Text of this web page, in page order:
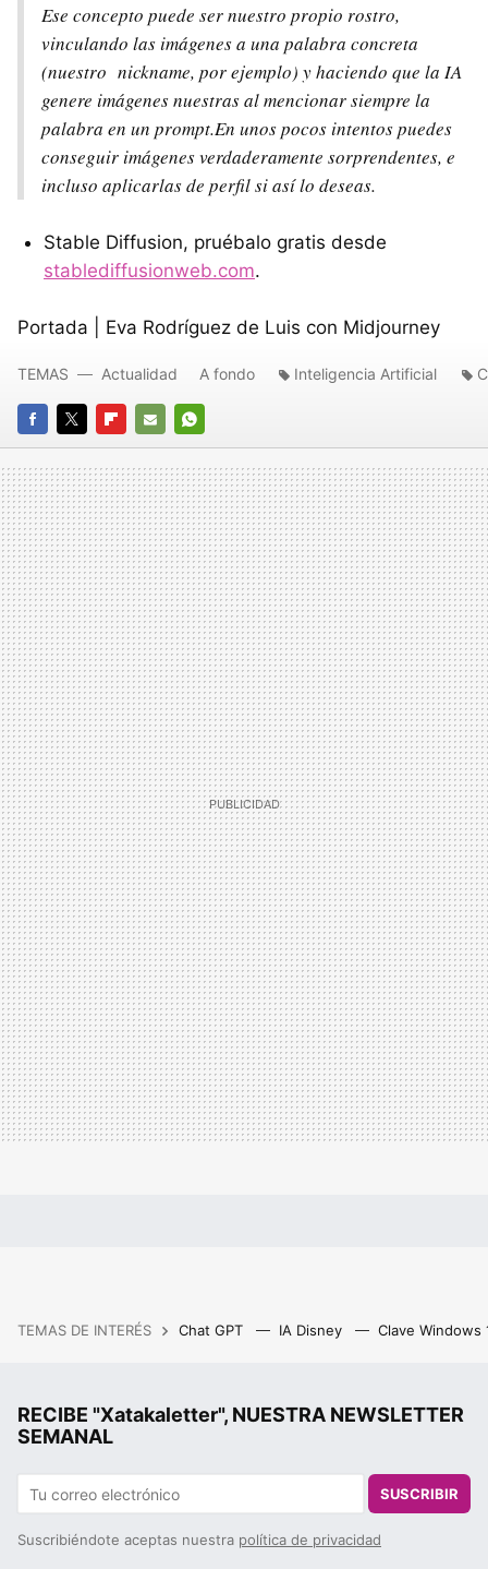
Ese concepto puede ser nuestro propio rostro,
vinculando las imágenes a una palabra concreta
(nuestro nickname, por ejemplo) y haciendo que la IA
genere imágenes nuestras al mencionar siempre la
palabra en un prompt.En unos pocos intentos puedes
conseguir imágenes verdaderamente sorprendentes, e
incluso aplicarlas de perfil si así lo deseas.
Stable Diffusion, pruébalo gratis desde
stablediffusionweb.com.
Portada | Eva Rodríguez de Luis con Midjourney
FACEBOOK
TWITTERFLIPBOARD
E-
MAIL
WHATSAPP
TEMAS Actualidad A fondo Inteligencia Artificial
TEMAS DE INTERÉS Chat GPT IA Disney Clave Windows
RECIBE "Xatakaletter", NUESTRA NEWSLETTER
SEMANAL
SUSCRIBIR
Suscribiéndote aceptas nuestra política de privacidad